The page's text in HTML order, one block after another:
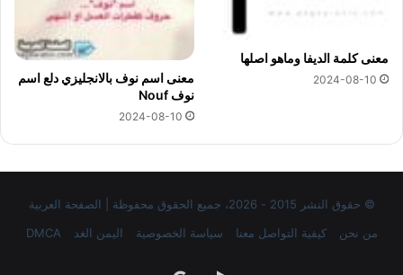
معنى كلمة الديفا وماهو اصلها
2024-08-10
معنى اسم نوف بالانجليزي دلع اسم
نوف Nouf
2024-08-10
© حقوق النشر 2015 - 2026، جميع الحقوق محفوظة | الصفحة العربية
من نحن
كيفية التواصل معنا سياسة الخصوصية اليمن الغد DMCA